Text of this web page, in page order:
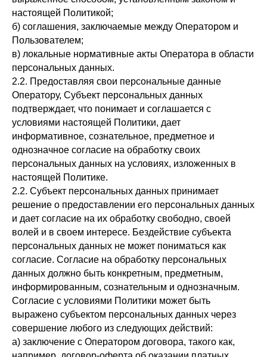
настоящей Политикой;
б) соглашения, заключаемые между Оператором и
Пользователем;
в) локальные нормативные акты Оператора в области
персональных данных.
2.2. Предоставляя свои персональные данные
Оператору, Субъект персональных данных
подтверждает, что понимает и соглашается с
условиями настоящей Политики, дает
информативное, сознательное, предметное и
однозначное согласие на обработку своих
персональных данных на условиях, изложенных в
настоящей Политике.
2.2. Субъект персональных данных принимает
решение о предоставлении его персональных данных
и дает согласие на их обработку свободно, своей
волей и в своем интересе. Бездействие субъекта
персональных данных не может пониматься как
согласие. Согласие на обработку персональных
данных должно быть конкретным, предметным,
информированным, сознательным и однозначным.
Согласие с условиями Политики может быть
выражено субъектом персональных данных через
совершение любого из следующих действий:
а) заключение с Оператором договора, такого как,